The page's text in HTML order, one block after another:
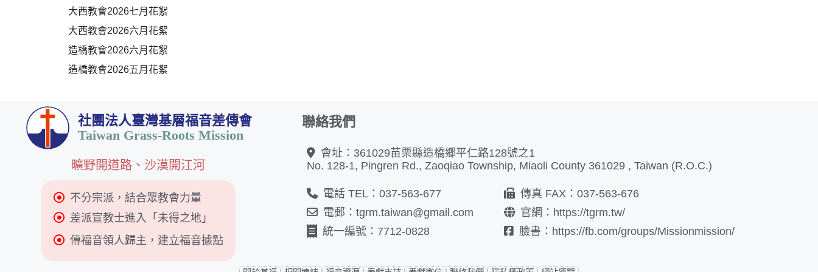
大西教會2026七月花絮
大西教會2026六月花絮
造橋教會2026六月花絮
造橋教會2026五月花絮
社團法人臺灣基層福音差傳會
Taiwan Grass-Roots Mission
曠野開道路、沙漠開江河
不分宗派，結合眾教會力量
差派宣教士進入「未得之地」
傳福音領人歸主，建立福音據點
聯絡我們
會址：361029苗栗縣造橋鄉平仁路128號之1
No. 128-1, Pingren Rd., Zaoqiao Township, Miaoli County 361029 , Taiwan (R.O.C.)
電話 TEL：037-563-677
傳真 FAX：037-563-676
電郵：tgrm.taiwan@gmail.com
官網： https://tgrm.tw/
統一編號：7712-0828
臉書： https://fb.com/groups/Missionmission/